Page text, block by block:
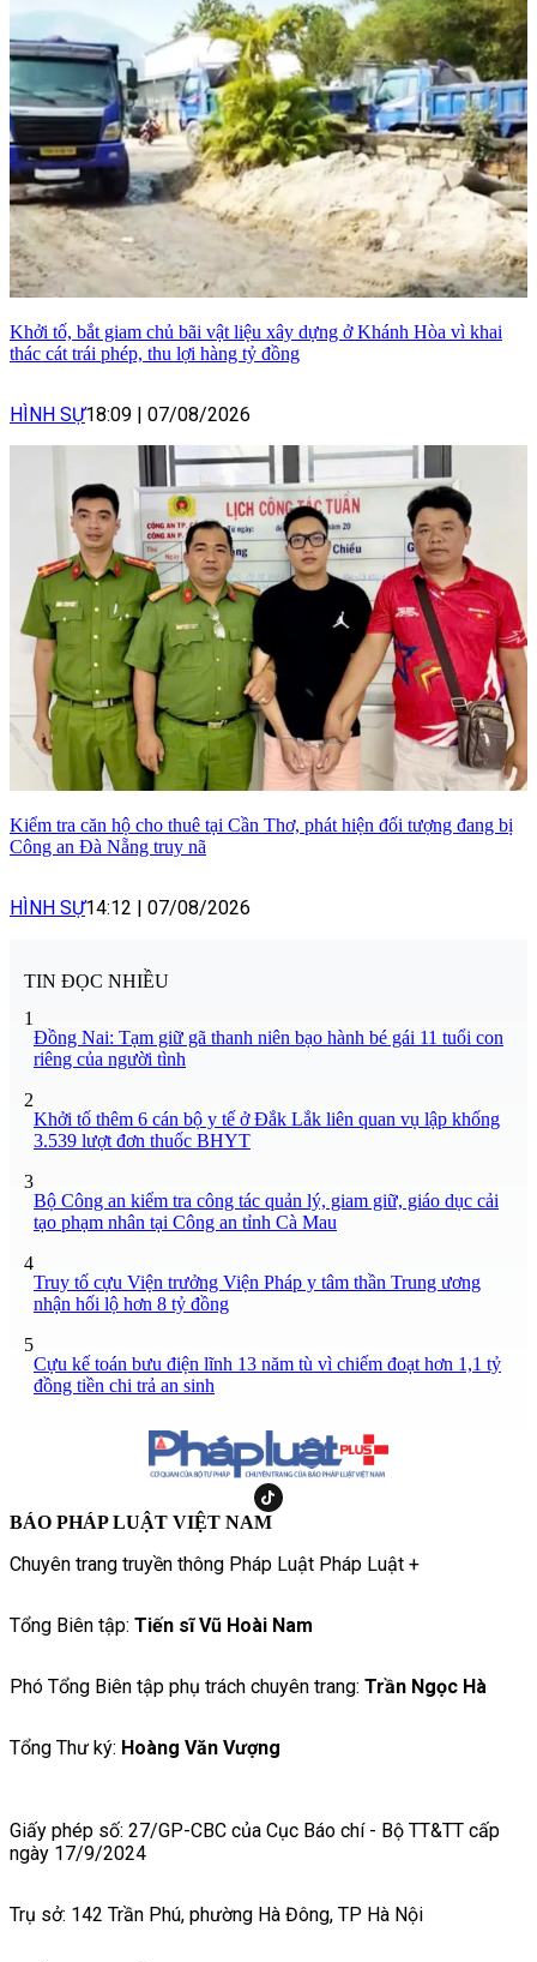
Khởi tố, bắt giam chủ bãi vật liệu xây dựng ở Khánh Hòa vì khai
thác cát trái phép, thu lợi hàng tỷ đồng
HÌNH SỰ18:09 07/08/2026
Kiểm tra căn hộ cho thuê tại Cần Thơ, phát hiện đối tượng đang bị
Công an Đà Nẵng truy nã
HÌNH SỰ14:12 07/08/2026
TIN ĐỌC NHIỀU
1
Đồng Nai: Tạm giữ gã thanh niên bạo hành bé gái 11 tuổi con
riêng của người tình
2
Khởi tố thêm 6 cán bộ y tế ở Đắk Lắk liên quan vụ lập khống
3.539 lượt đơn thuốc BHYT
3
Bộ Công an kiểm tra công tác quản lý, giam giữ, giáo dục cải
tạo phạm nhân tại Công an tỉnh Cà Mau
4
Truy tố cựu Viện trưởng Viện Pháp y tâm thần Trung ương
nhận hối lộ hơn 8 tỷ đồng
5
Cựu kế toán bưu điện lĩnh 13 năm tù vì chiếm đoạt hơn 1,1 tỷ
đồng tiền chi trả an sinh
BÁO PHÁP LUẬT VIỆT NAM
Chuyên trang truyền thông Pháp Luật Pháp Luật +
Tổng Biên tập: Tiến sĩ Vũ Hoài Nam
Phó Tổng Biên tập phụ trách chuyên trang: Trần Ngọc Hà
Tổng Thư ký: Hoàng Văn Vượng
Giấy phép số: 27/GP-CBC của Cục Báo chí - Bộ TT&TT cấp
ngày 17/9/2024
Trụ sở: 142 Trần Phú, phường Hà Đông, TP Hà Nội